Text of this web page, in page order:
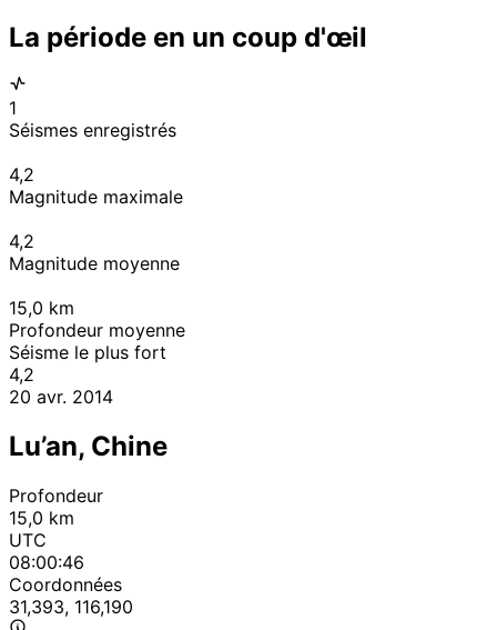
La période en un coup d'œil
1
Séismes enregistrés
4,2
Magnitude maximale
4,2
Magnitude moyenne
15,0 km
Profondeur moyenne
Séisme le plus fort
4,2
20 avr. 2014
Lu’an, Chine
Profondeur
15,0 km
UTC
08:00:46
Coordonnées
31,393, 116,190